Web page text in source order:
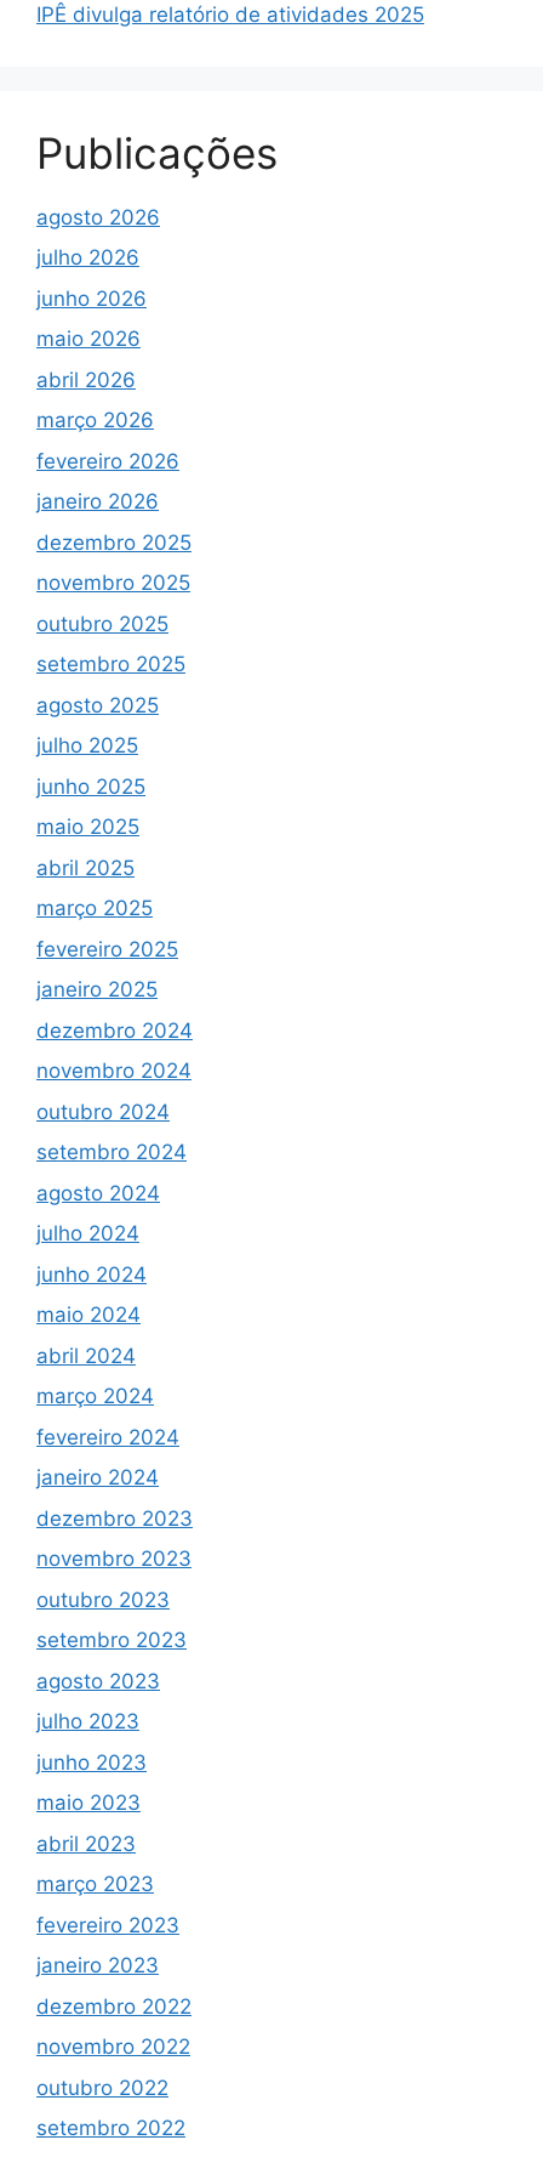
IPÊ divulga relatório de atividades 2025
Publicações
agosto 2026
julho 2026
junho 2026
maio 2026
abril 2026
março 2026
fevereiro 2026
janeiro 2026
dezembro 2025
novembro 2025
outubro 2025
setembro 2025
agosto 2025
julho 2025
junho 2025
maio 2025
abril 2025
março 2025
fevereiro 2025
janeiro 2025
dezembro 2024
novembro 2024
outubro 2024
setembro 2024
agosto 2024
julho 2024
junho 2024
maio 2024
abril 2024
março 2024
fevereiro 2024
janeiro 2024
dezembro 2023
novembro 2023
outubro 2023
setembro 2023
agosto 2023
julho 2023
junho 2023
maio 2023
abril 2023
março 2023
fevereiro 2023
janeiro 2023
dezembro 2022
novembro 2022
outubro 2022
setembro 2022